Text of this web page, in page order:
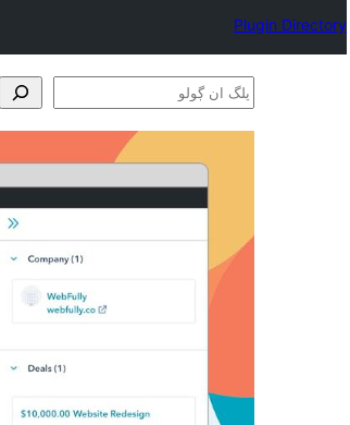
Plugin Directory
پلگ